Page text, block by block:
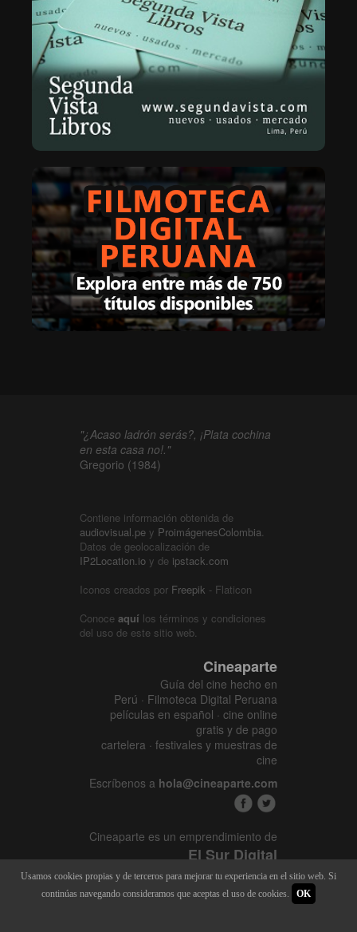
"¿Acaso ladrón serás?, ¡Plata cochina
en esta casa no!."
Gregorio (1984)
Contiene información obtenida de
audiovisual.pe y ProimágenesColombia.
Datos de geolocalización de
IP2Location.io y de ipstack.com
Iconos creados por Freepik - Flaticon
Conoce aquí los términos y condiciones
del uso de este sitio web.
Cineaparte
Guía del cine hecho en
Perú · Filmoteca Digital Peruana
películas en español · cine online
gratis y de pago
cartelera · festivales y muestras de
cine
Escríbenos a hola@cineaparte.com
Cineaparte es un emprendimiento de
El Sur Digital
www.elsurcine.com
Desarrollado porSALA247
Usamos cookies propias y de terceros para mejorar tu experiencia en el sitio web. Si
continúas navegando consideramos que aceptas el uso de cookies.
OK